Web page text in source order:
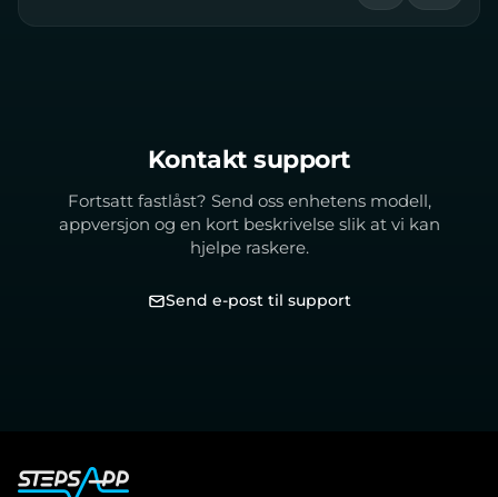
Kontakt support
Fortsatt fastlåst? Send oss enhetens modell,
appversjon og en kort beskrivelse slik at vi kan
hjelpe raskere.
Send e-post til support